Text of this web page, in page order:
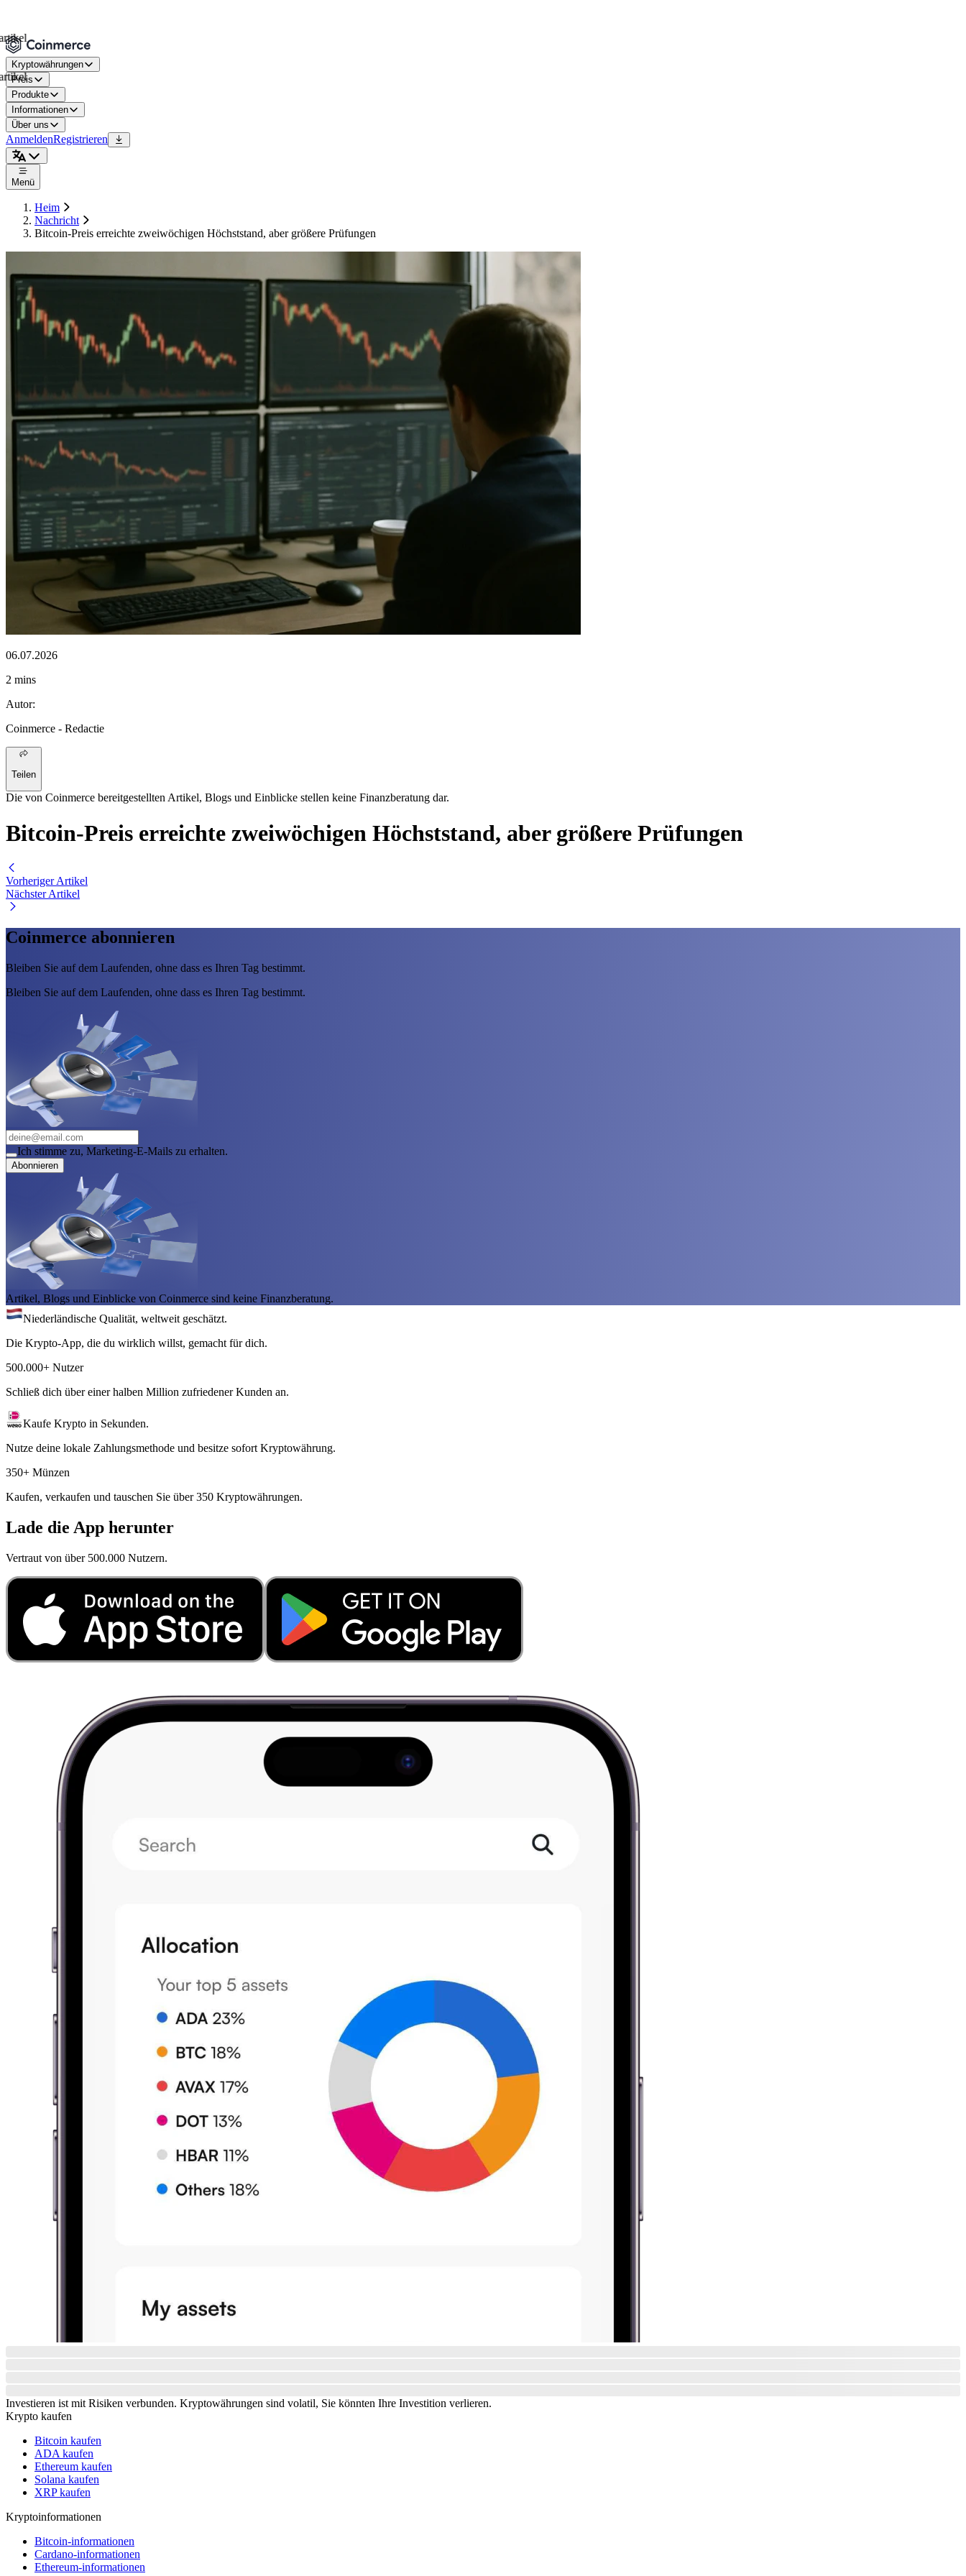
Kryptowährungen
Preis
Produkte
Informationen
Über uns
AnmeldenRegistrieren
Menü
Heim
Nachricht
Bitcoin-Preis erreichte zweiwöchigen Höchststand, aber größere Prüfungen
06.07.2026
2 mins
Autor:
Coinmerce - Redactie
Teilen
Die von Coinmerce bereitgestellten Artikel, Blogs und Einblicke stellen keine Finanzberatung dar.
Bitcoin-Preis erreichte zweiwöchigen Höchststand, aber größere Prüfungen
Vorheriger Artikel
Nächster Artikel
Coinmerce abonnieren
Bleiben Sie auf dem Laufenden, ohne dass es Ihren Tag bestimmt.
Bleiben Sie auf dem Laufenden, ohne dass es Ihren Tag bestimmt.
Ich stimme zu, Marketing-E-Mails zu erhalten.
Abonnieren
Artikel, Blogs und Einblicke von Coinmerce sind keine Finanzberatung.
Niederländische Qualität, weltweit geschätzt.
Die Krypto-App, die du wirklich willst, gemacht für dich.
500.000+ Nutzer
Schließ dich über einer halben Million zufriedener Kunden an.
Kaufe Krypto in Sekunden.
Nutze deine lokale Zahlungsmethode und besitze sofort Kryptowährung.
350+ Münzen
Kaufen, verkaufen und tauschen Sie über 350 Kryptowährungen.
Lade die App herunter
Vertraut von über 500.000 Nutzern.
Investieren ist mit Risiken verbunden. Kryptowährungen sind volatil, Sie könnten Ihre Investition verlieren.
Krypto kaufen
Bitcoin kaufen
ADA kaufen
Ethereum kaufen
Solana kaufen
XRP kaufen
Kryptoinformationen
Bitcoin-informationen
Cardano-informationen
Ethereum-informationen